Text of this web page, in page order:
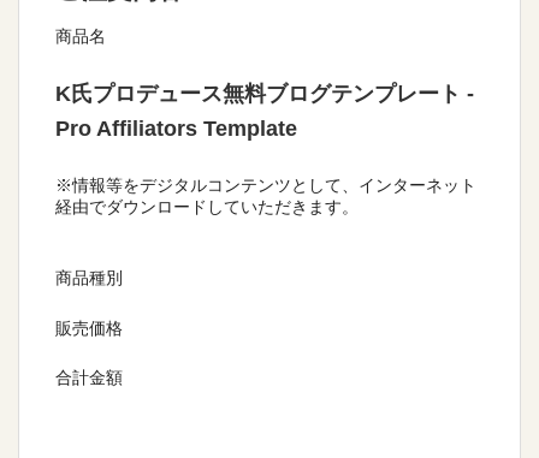
商品名
K氏プロデュース無料ブログテンプレート -
Pro Affiliators Template
※情報等をデジタルコンテンツとして、インターネット
経由でダウンロードしていただきます。
商品種別
販売価格
合計金額